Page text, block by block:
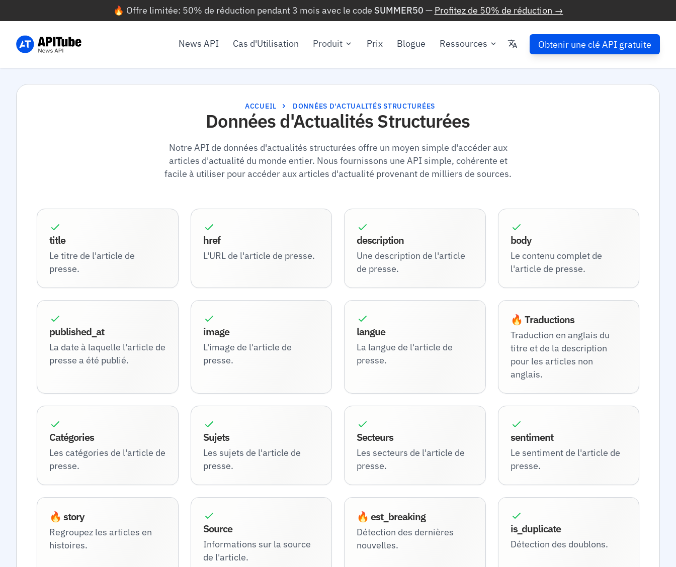
🔥 Offre limitée: 50% de réduction pendant 3 mois avec le code SUMMER50 — Profitez de 50% de réduction →
News API Cas d'Utilisation Produit Prix Blogue Ressources Obtenir une clé API gratuite
ACCUEIL DONNÉES D'ACTUALITÉS STRUCTURÉES
Données d'Actualités Structurées
Notre API de données d'actualités structurées offre un moyen simple d'accéder aux
articles d'actualité du monde entier. Nous fournissons une API simple, cohérente et
facile à utiliser pour accéder aux articles d'actualité provenant de milliers de sources.
title
Le titre de l'article de
presse.
href
L'URL de l'article de presse.
description
Une description de l'article
de presse.
body
Le contenu complet de
l'article de presse.
published_at
La date à laquelle l'article de
presse a été publié.
image
L'image de l'article de
presse.
langue
La langue de l'article de
presse.
🔥 Traductions
Traduction en anglais du
titre et de la description
pour les articles non
anglais.
Catégories
Les catégories de l'article de
presse.
Sujets
Les sujets de l'article de
presse.
Secteurs
Les secteurs de l'article de
presse.
sentiment
Le sentiment de l'article de
presse.
🔥 story
Regroupez les articles en
histoires.
Source
Informations sur la source
de l'article.
🔥 est_breaking
Détection des dernières
nouvelles.
is_duplicate
Détection des doublons.